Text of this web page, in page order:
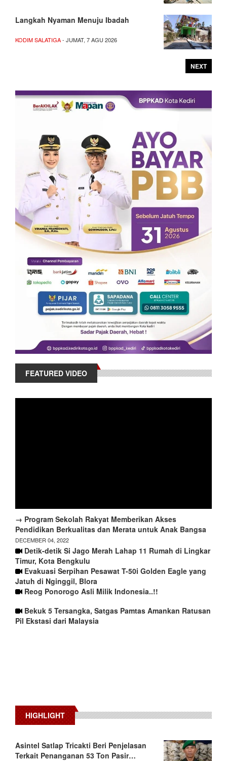
Langkah Nyaman Menuju Ibadah
KODIM SALATIGA- JUMAT, 7 AGU 2026
NEXT
FEATURED VIDEO
→ Program Sekolah Rakyat Memberikan Akses
Pendidikan Berkualitas dan Merata untuk Anak Bangsa
DECEMBER 04, 2022
Detik-detik Si Jago Merah Lahap 11 Rumah di Lingkar
Timur, Kota Bengkulu
Evakuasi Serpihan Pesawat T-50i Golden Eagle yang
Jatuh di Nginggil, Blora
Reog Ponorogo Asli Milik Indonesia..!!
Bekuk 5 Tersangka, Satgas Pamtas Amankan Ratusan
Pil Ekstasi dari Malaysia
HIGHLIGHT
Asintel Satlap Tricakti Beri Penjelasan
Terkait Penanganan 53 Ton Pasir…